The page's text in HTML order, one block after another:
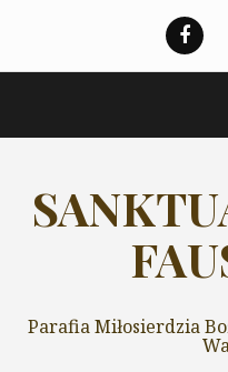
treści
Parafia Miłosierdzia